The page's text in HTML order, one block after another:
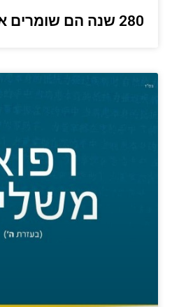
280 שנה הם שומרים את זה בסוד כמוס